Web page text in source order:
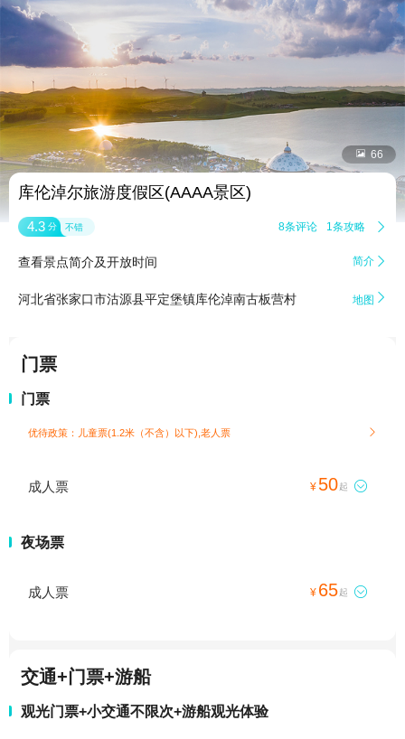
 66
库伦淖尔旅游度假区(AAAA景区)
4.3 分 不错 8条评论 1条攻略 
查看景点简介及开放时间 简介 
河北省张家口市沽源县平定堡镇库伦淖南古板营村 地图 
门票
门票
优待政策：儿童票(1.2米（不含）以下),老人票 
成人票 ¥ 50起 
夜场票
成人票 ¥ 65起 
交通+门票+游船
观光门票+小交通不限次+游船观光体验
